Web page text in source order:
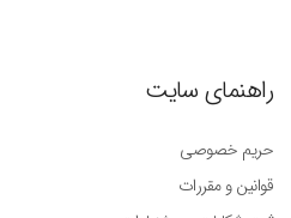
راهنمای سایت
حریم خصوصی
قوانین و مقررات